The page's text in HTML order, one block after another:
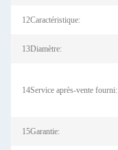
12Caractéristique:
13Diamètre:
14Service après-vente fourni:
15Garantie: